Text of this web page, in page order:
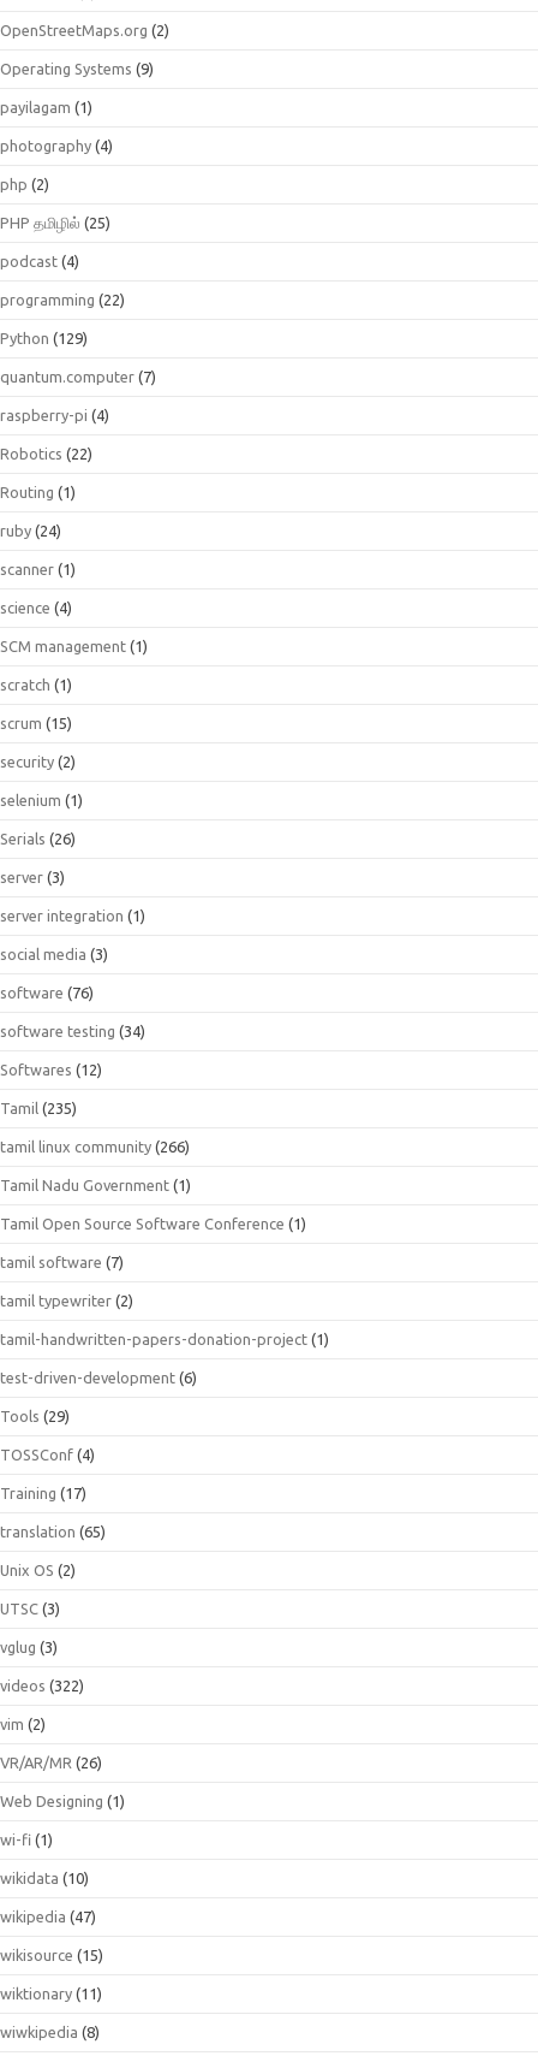
OpenStreetMaps.org (2)
Operating Systems (9)
payilagam (1)
photography (4)
php (2)
PHP தமிழில் (25)
podcast (4)
programming (22)
Python (129)
quantum.computer (7)
raspberry-pi (4)
Robotics (22)
Routing (1)
ruby (24)
scanner (1)
science (4)
SCM management (1)
scratch (1)
scrum (15)
security (2)
selenium (1)
Serials (26)
server (3)
server integration (1)
social media (3)
software (76)
software testing (34)
Softwares (12)
Tamil (235)
tamil linux community (266)
Tamil Nadu Government (1)
Tamil Open Source Software Conference (1)
tamil software (7)
tamil typewriter (2)
tamil-handwritten-papers-donation-project (1)
test-driven-development (6)
Tools (29)
TOSSConf (4)
Training (17)
translation (65)
Unix OS (2)
UTSC (3)
vglug (3)
videos (322)
vim (2)
VR/AR/MR (26)
Web Designing (1)
wi-fi (1)
wikidata (10)
wikipedia (47)
wikisource (15)
wiktionary (11)
wiwkipedia (8)